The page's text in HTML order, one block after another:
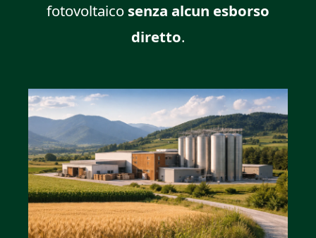
fotovoltaico senza alcun esborso
diretto.